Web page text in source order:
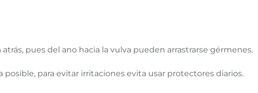
pues del ano hacia la vulva pueden arrastrarse gérmenes.
para evitar irritaciones evita usar protectores diarios.